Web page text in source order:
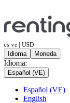
es-ve | USD
Idioma
Moneda
Idioma:
Español (VE)
Español (VE)
English